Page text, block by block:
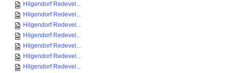
Hilgendorf Redevel...
Hilgendorf Redevel...
Hilgendorf Redevel...
Hilgendorf Redevel...
Hilgendorf Redevel...
Hilgendorf Redevel...
Hilgendorf Redevel...